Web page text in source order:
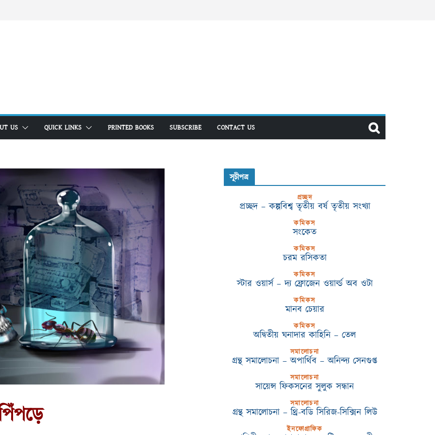
US QUICK LINKS PRINTED BOOKS SUBSCRIBE CONTACT US
সূচীপত্র
প্রচ্ছদ
প্রচ্ছদ – কল্পবিশ্ব তৃতীয় বর্ষ তৃতীয় সংখ্যা
কমিকস
সংকেত
কমিকস
চরম রসিকতা
কমিকস
স্টার ওয়ার্স – দ্য ফ্রোজেন ওয়ার্ল্ড অব ওটা
কমিকস
মানব চেয়ার
কমিকস
অদ্বিতীয় ঘনাদার কাহিনি – তেল
সমালোচনা
গ্রন্থ সমালোচনা – অপার্থিব – অনিন্দ্য সেনগুপ্ত
সমালোচনা
সায়েন্স ফিকসনের সুলুক সন্ধান
সমালোচনা
গ্রন্থ সমালোচনা – থ্রি-বডি সিরিজ-সিক্সিন লিউ
ইনফোগ্রাফিক